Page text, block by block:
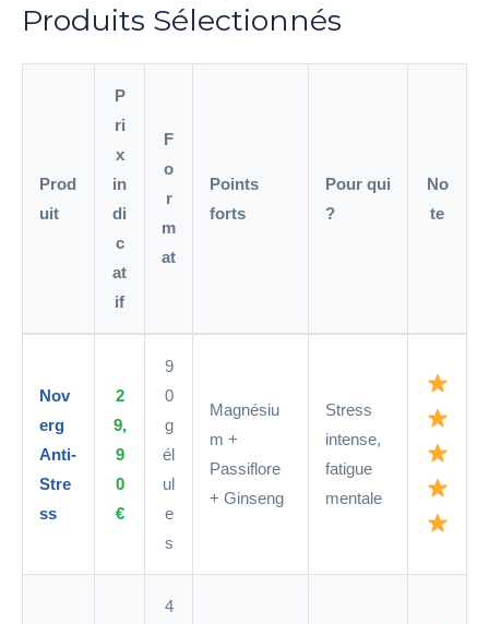
Produits Sélectionnés
Prod
uit
P
ri
x
in
di
c
at
if
F
o
r
m
at
Points
forts
Pour qui
?
No
te
Nov
erg
Anti-
Stre
ss
2
9,
9
0
€
9
0
g
él
ul
e
s
Magnésiu
m +
Passiflore
+ Ginseng
Stress
intense,
fatigue
mentale
4